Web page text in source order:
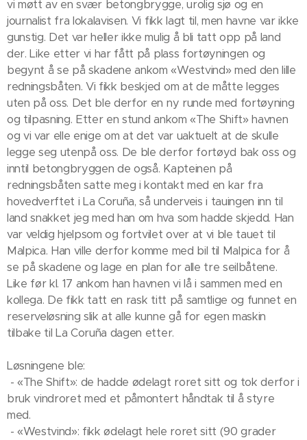
vi møtt av en svær betongbrygge, urolig sjø og en
journalist fra lokalavisen. Vi fikk lagt til, men havne var ikke
gunstig. Det var heller ikke mulig å bli tatt opp på land
der. Like etter vi har fått på plass fortøyningen og
begynt å se på skadene ankom «Westvind» med den lille
redningsbåten. Vi fikk beskjed om at de måtte legges
uten på oss. Det ble derfor en ny runde med fortøyning
og tilpasning. Etter en stund ankom «The Shift» havnen
og vi var elle enige om at det var uaktuelt at de skulle
legge seg utenpå oss. De ble derfor fortøyd bak oss og
inntil betongbryggen de også. Kapteinen på
redningsbåten satte meg i kontakt med en kar fra
hovedverftet i La Coruña, så underveis i tauingen inn til
land snakket jeg med han om hva som hadde skjedd. Han
var veldig hjelpsom og fortvilet over at vi ble tauet til
Malpica. Han ville derfor komme med bil til Malpica for å
se på skadene og lage en plan for alle tre seilbåtene.
Like før kl. 17 ankom han havnen vi lå i sammen med en
kollega. De fikk tatt en rask titt på samtlige og funnet en
reserveløsning slik at alle kunne gå for egen maskin
tilbake til La Coruña dagen etter.
Løsningene ble:
- «The Shift»: de hadde ødelagt roret sitt og tok derfor i
bruk vindroret med et påmontert håndtak til å styre
med.
- «Westvind»: fikk ødelagt hele roret sitt (90 grader